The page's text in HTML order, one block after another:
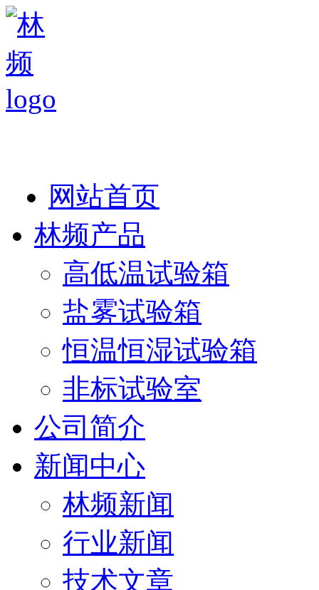
网站首页
林频产品
高低温试验箱
盐雾试验箱
恒温恒湿试验箱
非标试验室
公司简介
新闻中心
林频新闻
行业新闻
技术文章